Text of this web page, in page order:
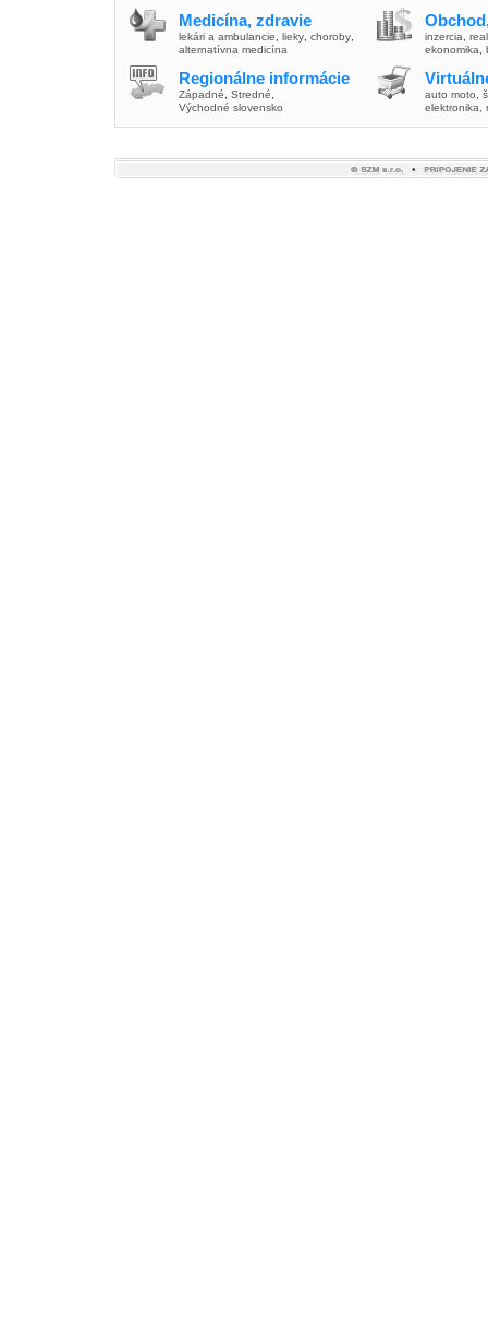
Medicína, zdravie
lekári a ambulancie lieky choroby
alternatívna medicína
Regionálne informácie
Západné Stredné
Východné slovensko
inzercia
ekonomika
auto moto
elektronika,